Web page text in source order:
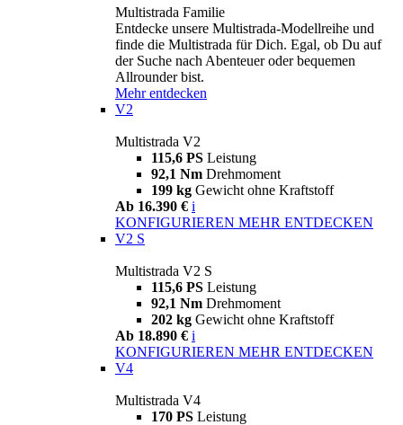
Multistrada Familie
Entdecke unsere Multistrada-Modellreihe und
finde die Multistrada für Dich. Egal, ob Du auf
der Suche nach Abenteuer oder bequemen
Allrounder bist.
Mehr entdecken
V2
Multistrada V2
115,6 PS Leistung
92,1 Nm Drehmoment
199 kg Gewicht ohne Kraftstoff
Ab 16.390 € i
KONFIGURIEREN MEHR ENTDECKEN
V2 S
Multistrada V2 S
115,6 PS Leistung
92,1 Nm Drehmoment
202 kg Gewicht ohne Kraftstoff
Ab 18.890 € i
KONFIGURIEREN MEHR ENTDECKEN
V4
Multistrada V4
170 PS Leistung